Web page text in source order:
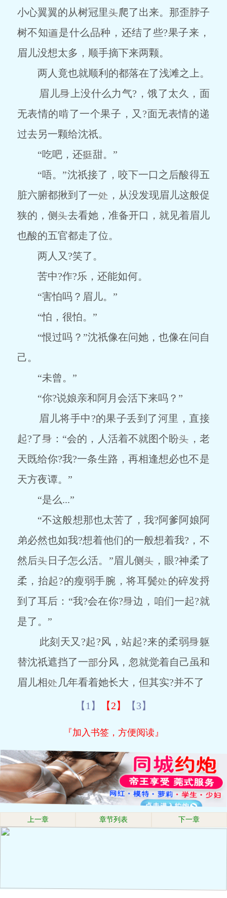
小心翼翼的从树冠里
爬了出来。那歪脖子
树不知
是什么品种，还结了些?果子来，
眉儿没想太多，顺手摘下来两颗。
两人竟也就顺利的都落在了浅滩之上。
眉儿
上没什么力气?，饿了太久，面
无表情的啃了一个果子，又?面无表情的递
过去另一颗给沈祇。
“吃吧，还
甜。”
“唔。”沈祇接了，咬下一口之后酸得五
脏六腑都揪到了一
，从没发现眉儿这般促
狭的，侧
去看她，准备开口，就见着眉儿
也酸的五官都走了位。
两人又?笑了。
苦中?作?乐，还能如何。
“害怕吗？眉儿。”
“怕，很怕。”
“恨过吗？”沈祇像在问她，也像在问自
己。
“未曾。”
“你?说娘亲和阿月会活下来吗？”
眉儿将手中?的果子丢到了河里，直接
起?了
：“会的，人活着不就图个盼
，老
天既给你?我?一条生路，再相逢想必也不是
天方夜谭。”
“是么...”
“不这般想那也太苦了，我?阿爹阿娘阿
弟必然也如我?想着他们的一般想着我?，不
然后
日子怎么活。”眉儿侧
，眼?神柔了
柔，抬起?的瘦弱手腕，将耳鬓
的碎发捋
到了耳后：“我?会在你?
边，咱们一起?就
是了。”
此刻天又?起?风，站起?来的柔弱
躯
替沈祇遮挡了一
分风，忽就觉着自己虽和
眉儿相
几年看着她长大，但其实?并不了
【1】 【2】 【3】
『加入书签，方便阅读』
上一章 章节列表 下一章